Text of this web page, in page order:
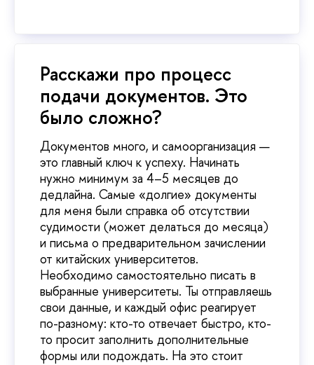
Расскажи про процесс
подачи документов. Это
было сложно?
Документов много, и самоорганизация —
это главный ключ к успеху. Начинать
нужно минимум за 4–5 месяцев до
дедлайна. Самые «долгие» документы
для меня были справка об отсутствии
судимости (может делаться до месяца)
и письма о предварительном зачислении
от китайских университетов.
Необходимо самостоятельно писать в
выбранные университеты. Ты отправляешь
свои данные, и каждый офис реагирует
по-разному: кто-то отвечает быстро, кто-
то просит заполнить дополнительные
формы или подождать. На это стоит